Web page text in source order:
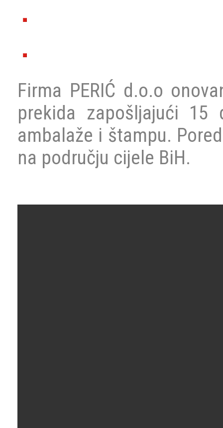
Firma PERIĆ d.o.o
prekida zapošljajući 15
ambalaže i štampu.
na području cijele BiH.